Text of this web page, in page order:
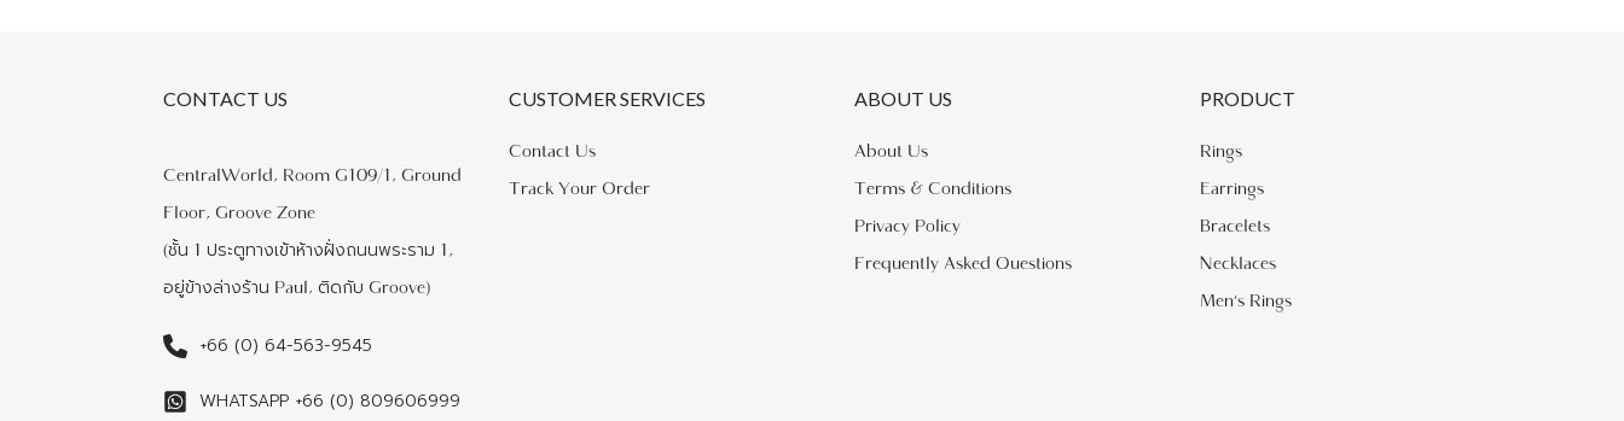
CONTACT US
CentralWorld, Room G109/1, Ground
Floor, Groove Zone
(ชั้น 1 ประตูทางเข้าห้างฝั่งถนนพระราม 1,
อยู่ข้างล่างร้าน Paul, ติดกับ Groove)
+66 (0) 64-563-9545
WHATSAPP +66 (0) 809606999
CUSTOMER SERVICES
Contact Us
Track Your Order
ABOUT US
About Us
Terms & Conditions
Privacy Policy
Frequently Asked Questions
PRODUCT
Rings
Earrings
Bracelets
Necklaces
Men's Rings